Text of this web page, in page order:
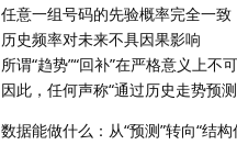
任意一组号码的先验概率完全一致
历史频率对未来不具因果影响
所谓“趋势”“回补”在严格意义上不
因此，任何声称“通过历史走势预
数据能做什么：从“预测”转向“结构